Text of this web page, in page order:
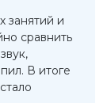
занятий и
сравнить
В итоге